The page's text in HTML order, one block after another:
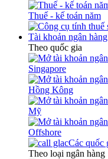
Thuế - kế toán năm
Tài khoản ngân hàng
Theo quốc gia
Singapore
Hồng Kông
Mỹ
Offshore
Các quốc
Theo loại ngân hàng